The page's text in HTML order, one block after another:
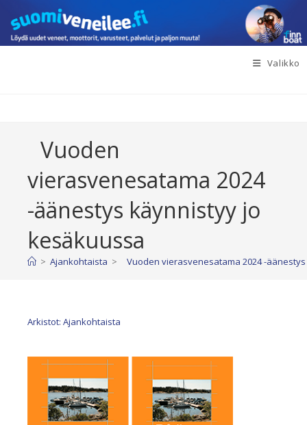
suoraan
sisältöön
Valikko
Vuoden
vierasvenesatama 2024
-äänestys käynnistyy jo
kesäkuussa
> Ajankohtaista > Vuoden vierasvenesatama 2024 -
Arkistot: Ajankohtaista